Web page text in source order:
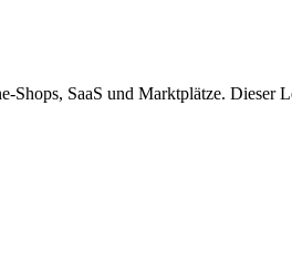
Shops, SaaS und Marktplätze. Dieser